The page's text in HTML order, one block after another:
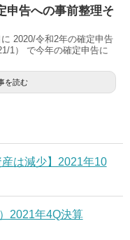
申告への事前整理そ
2020/令和2年の確定申告
1） で今年の確定申告に
を読む
産は減少】2021年10
2021年4Q決算